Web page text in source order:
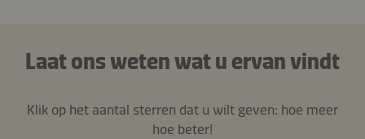
Laat ons weten wat u ervan vindt
Klik op het aantal sterren dat u wilt geven: hoe meer
hoe beter!